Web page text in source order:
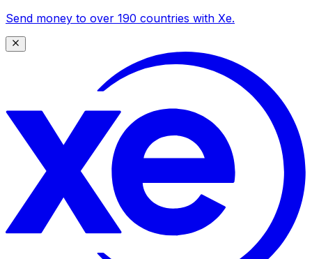
Send money to over 190 countries with Xe.